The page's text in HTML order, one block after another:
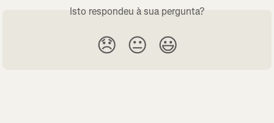
Isto respondeu à sua pergunta?
😞 😐 😃